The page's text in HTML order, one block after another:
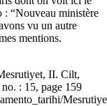
: “Nouveau ministère
vu un autre
mentions.
II. Cilt,
: 15, page 159